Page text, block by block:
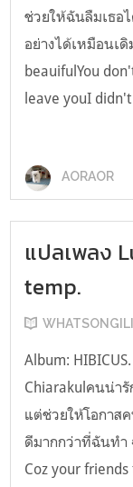
ช่วยให้ฉันลืมเธอ
อย่างได้เหมือนเ
beauifulYou
leave youI didn't
AORAOR
แปลเพลง
temp.
Album:
Chiarakulคนน่า
แต่ช่วยให้โอกาส
ดีมากกว่าที่ฉันทำ
Coz your